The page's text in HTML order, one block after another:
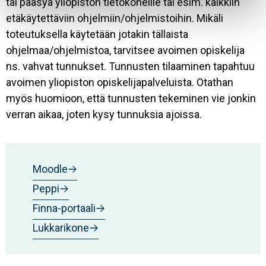
etäkäytettäviin ohjelmiin/ohjelmistoihin. Mikäli
toteutuksella käytetään jotakin tällaista
ohjelmaa/ohjelmistoa, tarvitsee avoimen opiskelija
ns. vahvat tunnukset. Tunnusten tilaaminen tapahtuu
avoimen yliopiston opiskelijapalveluista. Otathan
myös huomioon, että tunnusten tekeminen vie jonkin
verran aikaa, joten kysy tunnuksia ajoissa.
Moodle
Peppi
Finna-portaali
Lukkarikone